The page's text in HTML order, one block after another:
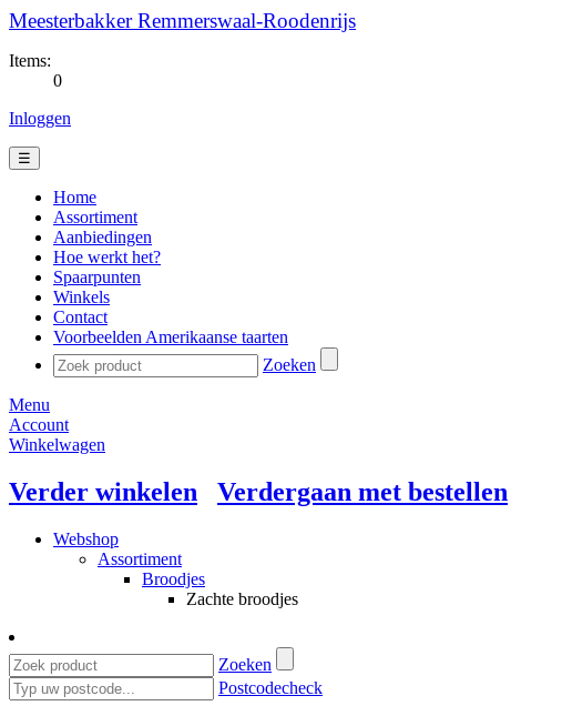
Meesterbakker Remmerswaal-Roodenrijs
Items:
0
Inloggen
☰
Home
Assortiment
Aanbiedingen
Hoe werkt het?
Spaarpunten
Winkels
Contact
Voorbeelden Amerikaanse taarten
Zoeken
Menu
Account
Winkelwagen
Verder winkelen Verdergaan met bestellen
Webshop
Assortiment
Broodjes
Zachte broodjes
Zoeken
Postcodecheck